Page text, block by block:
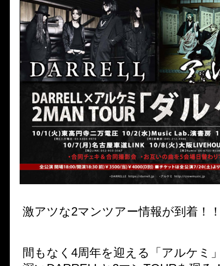
激アツな2マンツアー情報が到着！
間もなく4周年を迎える「アルケミ